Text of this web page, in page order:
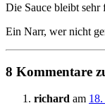
Die Sauce bleibt sehr
Ein Narr, wer nicht
8 Kommentare
richard am